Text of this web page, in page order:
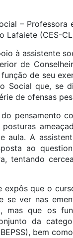
–
Lafaiete (CES-
à assistente
de
de seu
Social que, se
de ofensas
pensamento
aula. A
ao
tentando
expôs que o
se ver nas
mas que os
da
bem